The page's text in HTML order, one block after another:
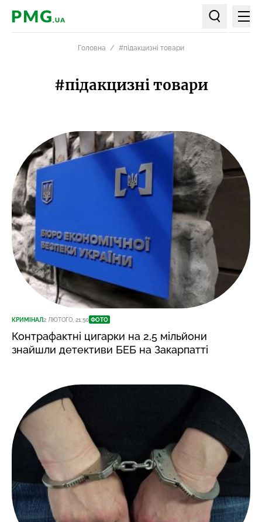
PMG.ua
Пошук по
Головна #підакцизні товари
#підакцизні товари
КРИМІНАЛ2 ЛЮТОГО, 21:50 ФОТО
Контрафактні цигарки на 2,5 мільйони
знайшли детективи БЕБ на Закарпатті